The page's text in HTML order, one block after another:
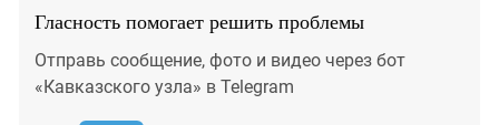
Гласность помогает решить проблемы
Отправь сообщение, фото и видео через бот
«Кавказского узла» в Telegram